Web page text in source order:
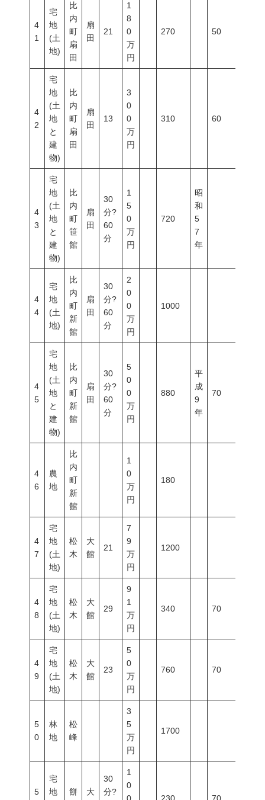
4
1
宅
地
(土
地)
比
内
町
扇
田
扇
田
21
1
8
0
万
円
270 50
4
2
宅
地
(土
地
と
建
物)
比
内
町
扇
田
扇
田
13
3
0
0
万
円
310 60
4
3
宅
地
(土
地
と
建
物)
比
内
町
笹
館
扇
田
30
分?
60
分
1
5
0
万
円
720
昭
和
5
7
年
4
4
宅
地
(土
地)
比
内
町
新
館
扇
田
30
分?
60
分
2
0
0
万
円
1000
4
5
宅
地
(土
地
と
建
物)
比
内
町
新
館
扇
田
30
分?
60
分
5
0
0
万
円
880
平
成
9
年
70
4
6
農
地
比
内
町
新
館
1
0
万
円
180
4
7
宅
地
(土
地)
松
木
大
館
21
7
9
万
円
1200
4
8
宅
地
(土
地)
松
木
大
館
29
9
1
万
円
340 70
4
9
宅
地
(土
地)
松
木
大
館
23
5
0
万
円
760 70
5
0
林
地
松
峰
3
5
万
円
1700
5
宅
地
餅 大
30
分?
1
0